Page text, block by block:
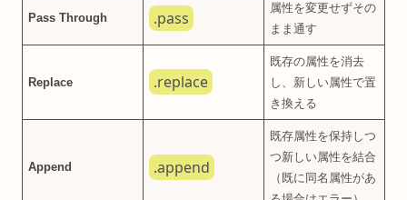
Pass Through .pass
属性を変更せずその
まま通す
Replace .replace
既存の属性を消去
し、新しい属性で置
き換える
Append .append
既存属性を保持しつ
つ新しい属性を結合
（既に同名属性があ